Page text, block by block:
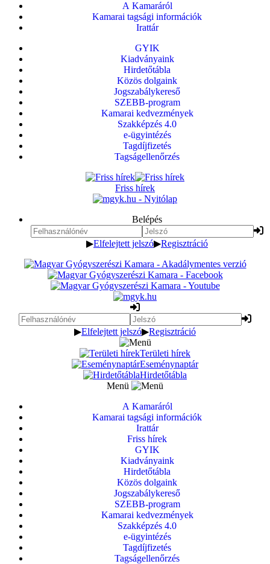
A Kamaráról
Kamarai tagsági információk
Irattár
GYIK
Kiadványaink
Hirdetőtábla
Közös dolgaink
Jogszabálykereső
SZEBB-program
Kamarai kedvezmények
Szakképzés 4.0
e-ügyintézés
Tagdíjfizetés
Tagságellenőrzés
Friss hírek
Belépés
▶Elfelejtett jelszó▶Regisztráció
▶Elfelejtett jelszó▶Regisztráció
Területi hírek
Eseménynaptár
Hirdetőtábla
Menü
A Kamaráról
Kamarai tagsági információk
Irattár
Friss hírek
GYIK
Kiadványaink
Hirdetőtábla
Közös dolgaink
Jogszabálykereső
SZEBB-program
Kamarai kedvezmények
Szakképzés 4.0
e-ügyintézés
Tagdíjfizetés
Tagságellenőrzés